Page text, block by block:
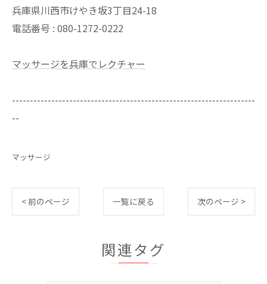
兵庫県川西市けやき坂3丁目24-18
電話番号 : 080-1272-0222
マッサージを兵庫でレクチャー
--------------------------------------------------------------------
--
マッサージ
< 前のページ 一覧に戻る 次のページ >
関連タグ